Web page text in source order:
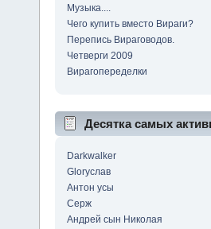
Музыка....
Чего купить вместо Вираги?
Перепись Вираговодов.
Четверги 2009
Вирагопеределки
Десятка самых
Darkwalker
Gloryслав
Антон усы
Серж
Андрей сын Николая